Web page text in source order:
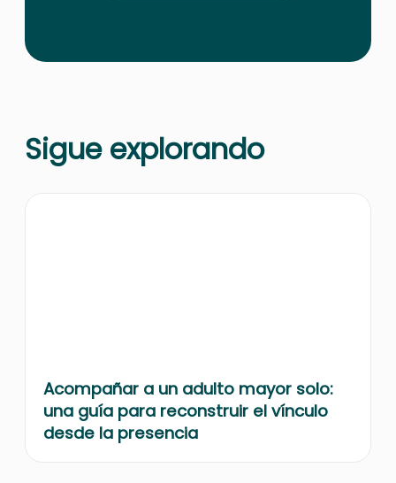
Sigue explorando
Acompañar a un adulto mayor solo:
una guía para reconstruir el vínculo
desde la presencia